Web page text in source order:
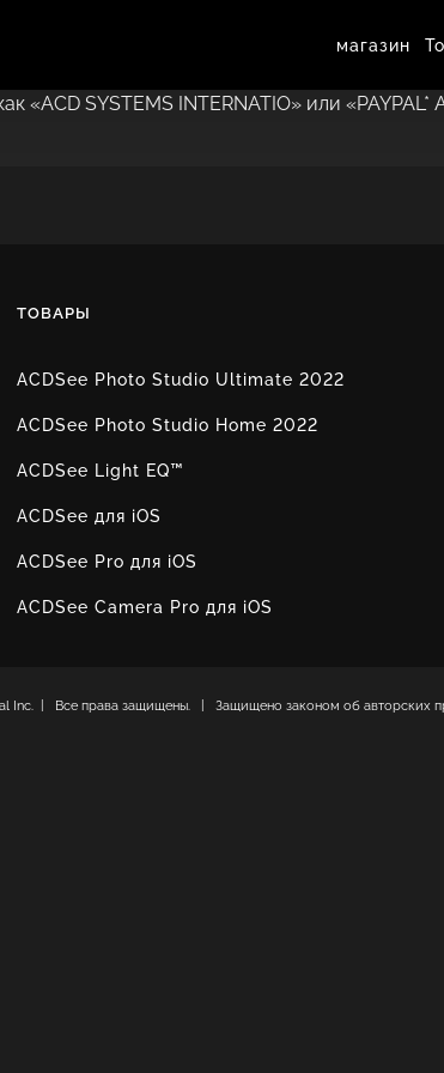
магазин
«ACD SYSTEMS INTERNATIO» или «PAYPAL*
ТОВАРЫ
ACDSee Photo Studio Ultimate 2022
ACDSee Photo Studio Home 2022
ACDSee Light EQ™
ACDSee для iOS
ACDSee Pro для iOS
ACDSee Camera Pro для iOS
Inc. | Все права защищены. | Защищено законом об авторских